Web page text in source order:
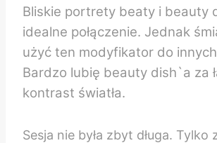
Bliskie portrety beaty i beauty
idealne połączenie. Jednak
użyć ten modyfikator do
Bardzo lubię beauty dish`a za
kontrast światła.
Sesja nie była zbyt długa. Tylko